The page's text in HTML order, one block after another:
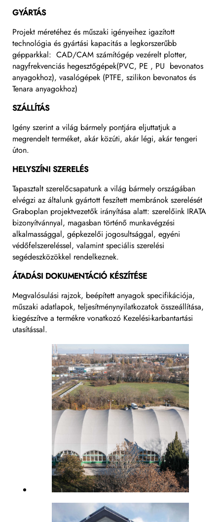
GYÁRTÁS
Projekt méretéhez és műszaki igényeihez igazított
technológia és gyártási kapacitás a legkorszerűbb
gépparkkal: CAD/CAM számítógép vezérelt plotter,
nagyfrekvenciás hegesztőgépek(PVC, PE , PU bevonatos
anyagokhoz), vasalógépek (PTFE, szilikon bevonatos és
Tenara anyagokhoz)
SZÁLLÍTÁS
Igény szerint a világ bármely pontjára eljuttatjuk a
megrendelt terméket, akár közúti, akár légi, akár tengeri
úton.
HELYSZÍNI SZERELÉS
Tapasztalt szerelőcsapatunk a világ bármely országában
elvégzi az általunk gyártott feszített membránok szerelését
Graboplan projektvezetők irányítása alatt: szerelőink IRATA
bizonyítvánnyal, magasban történő munkavégzési
alkalmassággal, gépkezelői jogosultsággal, egyéni
védőfelszereléssel, valamint speciális szerelési
segédeszközökkel rendelkeznek.
ÁTADÁSI DOKUMENTÁCIÓ KÉSZÍTÉSE
Megvalósulási rajzok, beépített anyagok specifikációja,
műszaki adatlapok, teljesítménynyilatkozatok összeállítása,
kiegészítve a termékre vonatkozó Kezelési-karbantartási
utasítással.